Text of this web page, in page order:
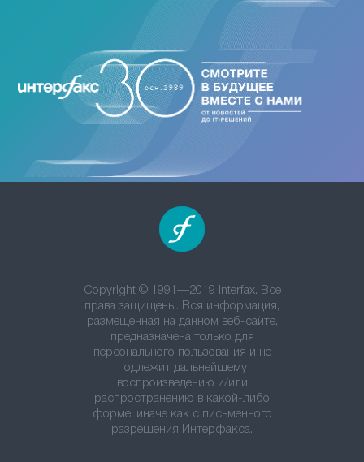
Copyright © 1991—2019 Interfax. Все
права защищены. Вся информация,
размещенная на данном веб-сайте,
предназначена только для
персонального пользования и не
подлежит дальнейшему
воспроизведению и/или
распространению в какой-либо
форме, иначе как с письменного
разрешения Интерфакса.